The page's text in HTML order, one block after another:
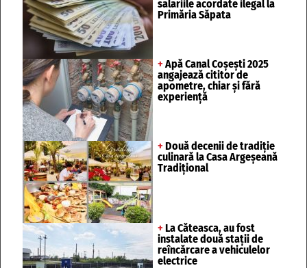
salariile acordate ilegal la
Primăria Săpata
+ Apă Canal Coșești 2025
angajează cititor de
apometre, chiar și fără
experiență
+ Două decenii de tradiție
culinară la Casa Argeșeană
Tradițional
+ La Căteasca, au fost
instalate două stații de
reîncărcare a vehiculelor
electrice